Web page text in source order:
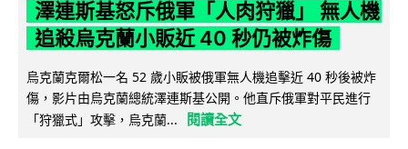
澤連斯基怒斥俄軍「人肉狩獵」 無人機
追殺烏克蘭小販近 40 秒仍被炸傷
烏克蘭克爾松一名 52 歲小販被俄軍無人機追擊近 40 秒後被炸
傷，影片由烏克蘭總統澤連斯基公開。他直斥俄軍對平民進行
「狩獵式」攻擊，烏克蘭...
閱讀全文